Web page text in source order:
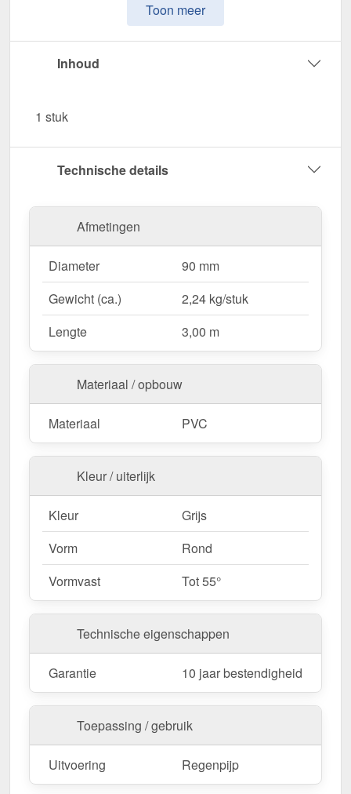
Eenvoudige montage– 3,00 m lengte, perfecte
pasvorm voor Plastmo PVC dakgoten.
Garantie
Bestel nu Regenpijp – Voor een betrouwbare en
Toon meer
Inhoud
1 stuk
Technische details
Afmetingen
Diameter
90 mm
Gewicht (ca.)
2,24 kg/stuk
Lengte
3,00 m
Materiaal / opbouw
Materiaal PVC
Kleur / uiterlijk
Kleur
Grijs
Vorm
Rond
Vormvast
Tot 55°
Technische eigenschappen
Garantie 10 jaar bestendigheid
Toepassing / gebruik
Uitvoering Regenpijp